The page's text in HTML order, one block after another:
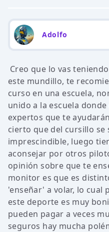
Adolfo
Creo que lo vas
este mundillo, te
curso en una escuela,
unido a la escuela
expertos que te
cierto que del cursillo se
imprescindible, luego
aconsejar por otros
opinión sobre que te
monitor es que es
'enseñar' a volar, lo cual
este deporte es muy
pueden pagar a veces
seguros hay mucha